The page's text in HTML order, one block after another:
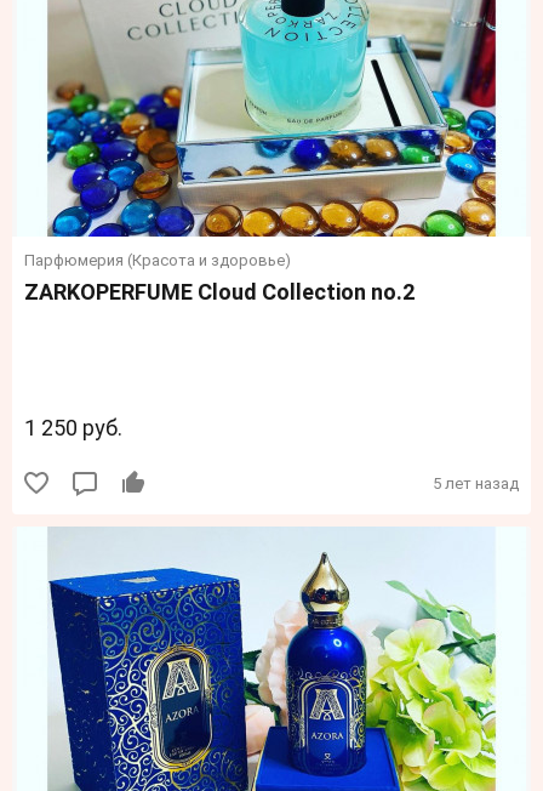
Парфюмерия (Красота и здоровье)
ZARKOPERFUME Cloud Collection no.2
1 250 руб.
5 лет назад